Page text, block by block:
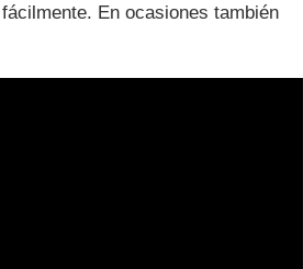
En ocasiones también